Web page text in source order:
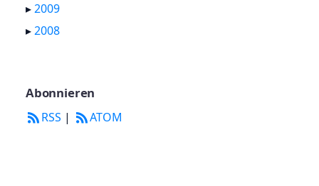
▸2009
▸2008
Abonnieren
RSS | ATOM